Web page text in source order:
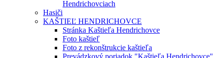
Hendrichovciach
Hasiči
KAŠTIEĽ HENDRICHOVCE
Stránka Kaštieľa Hendrichovce
Foto kaštieľ
Foto z rekonštrukcie kaštieľa
Prevádzkový poriadok "Kaštieľa Hendrichovce"